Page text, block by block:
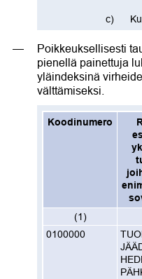
Poikkeuksellisesti
pienellä painettuja
yläindeksinä
välttämiseksi.
Koodinumero
(1)
0100000